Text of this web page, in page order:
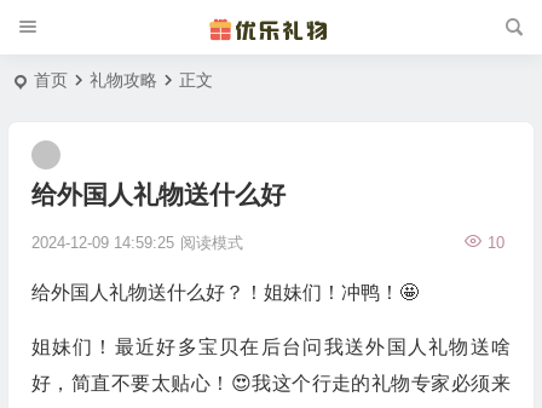
首页 礼物攻略 正文
给外国人礼物送什么好
2024-12-09 14:59:25 10
阅读模式
给外国人礼物送什么好？！姐妹们！冲鸭！🤩
姐妹们！最近好多宝贝在后台问我送外国人礼物送啥
好，简直不要太贴心！😍我这个行走的礼物专家必须来